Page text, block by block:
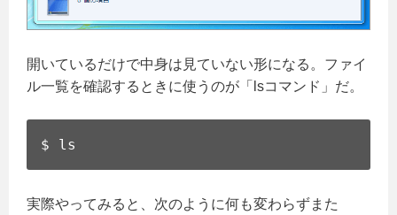
開いているだけで中身は見ていない形になる。ファイ
ル一覧を確認するときに使うのが「lsコマンド」だ。
$ ls
実際やってみると、次のように何も変わらずまた